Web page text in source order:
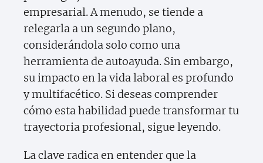
empresarial. A menudo, se tiende a
relegarla a un segundo plano,
considerándola solo como una
herramienta de autoayuda. Sin embargo,
su impacto en la vida laboral es profundo
y multifacético. Si deseas comprender
cómo esta habilidad puede transformar tu
trayectoria profesional, sigue leyendo.
La clave radica en entender que la